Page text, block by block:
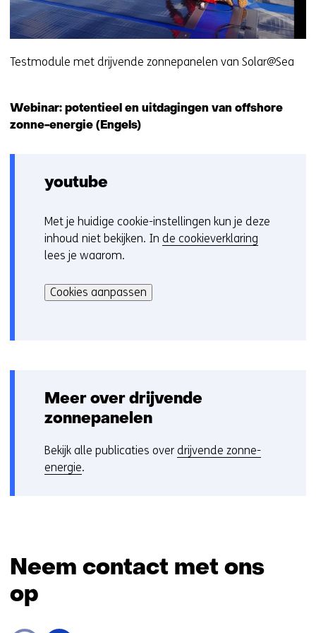
Testmodule met drijvende zonnepanelen van Solar@Sea
Webinar: potentieel en uitdagingen van offshore
zonne-energie (Engels)
youtube
C
o
o
i
k
u
i
e
n
Met je huidige cookie-instellingen kun je deze
inhoud niet bekijken. In de cookieverklaring
lees je waarom.
kan
het
deze
website
worden
of
geweigerd.
Cookies aanpassen
Meer over drijvende
zonnepanelen
Bekijk alle publicaties over drijvende zonne-
energie.
Neem contact met ons
op